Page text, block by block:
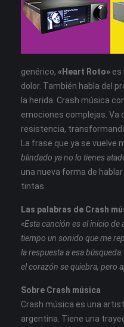
genérico, «Heart Roto» es
dolor. También habla del
la herida. Crash música
emociones complejas. Va
resistencia,
La frase que ya se vuelve
blindado ya no lo tienes
una nueva forma de
tintas.
Las palabras de Crash
«Esta canción es el inicio de
tiempo un sonido que me
la respuesta a esa
el corazón se quiebra, pero
Sobre Crash música
Crash música es una
argentina. Tiene una